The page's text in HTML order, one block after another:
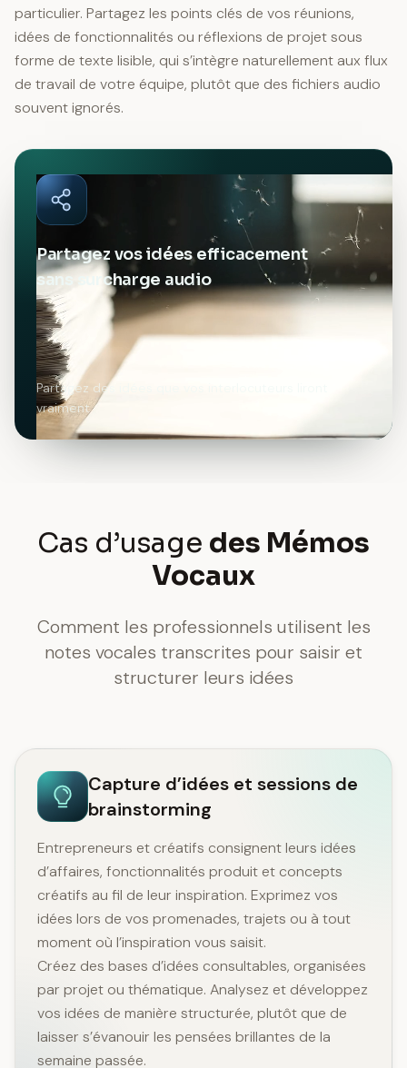
particulier. Partagez les points clés de vos réunions,
idées de fonctionnalités ou réflexions de projet sous
forme de texte lisible, qui s’intègre naturellement aux flux
de travail de votre équipe, plutôt que des fichiers audio
souvent ignorés.
Partagez vos idées efficacement
sans surcharge audio
Partagez des idées que vos interlocuteurs liront
vraiment
Cas d’usage des Mémos
Vocaux
Comment les professionnels utilisent les
notes vocales transcrites pour saisir et
structurer leurs idées
Capture d’idées et sessions de
brainstorming
Entrepreneurs et créatifs consignent leurs idées
d’affaires, fonctionnalités produit et concepts
créatifs au fil de leur inspiration. Exprimez vos
idées lors de vos promenades, trajets ou à tout
moment où l’inspiration vous saisit.
Créez des bases d’idées consultables, organisées
par projet ou thématique. Analysez et développez
vos idées de manière structurée, plutôt que de
laisser s’évanouir les pensées brillantes de la
semaine passée.